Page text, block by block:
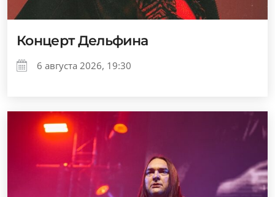
Концерт Дельфина
6 августа 2026, 19:30